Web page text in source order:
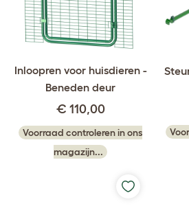
Inloopren voor huisdieren -
Beneden deur
€ 110,00
Voorraad controleren in ons
magazijn...